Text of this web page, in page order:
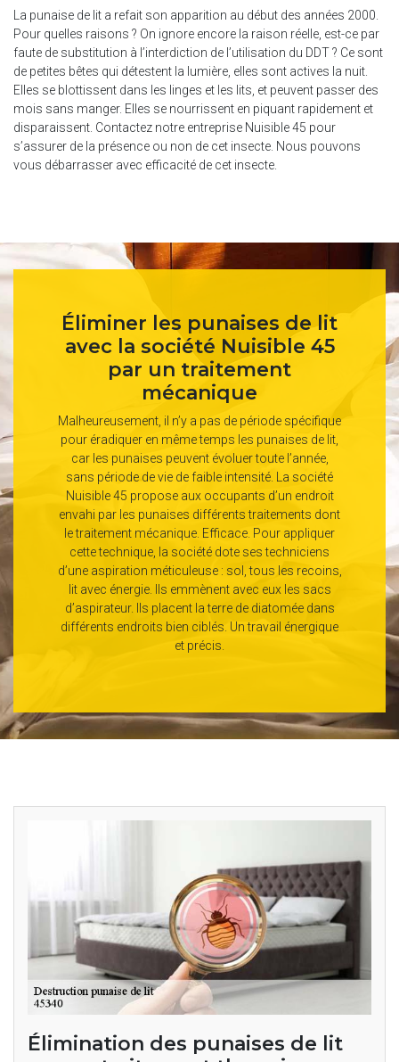
La punaise de lit a refait son apparition au début des années 2000.
Pour quelles raisons ? On ignore encore la raison réelle, est-ce par
faute de substitution à l’interdiction de l’utilisation du DDT ? Ce sont
de petites bêtes qui détestent la lumière, elles sont actives la nuit.
Elles se blottissent dans les linges et les lits, et peuvent passer des
mois sans manger. Elles se nourrissent en piquant rapidement et
disparaissent. Contactez notre entreprise Nuisible 45 pour
s’assurer de la présence ou non de cet insecte. Nous pouvons
vous débarrasser avec efficacité de cet insecte.
Éliminer les punaises de lit
avec la société Nuisible 45
par un traitement
mécanique
Malheureusement, il n’y a pas de période spécifique
pour éradiquer en même temps les punaises de lit,
car les punaises peuvent évoluer toute l’année,
sans période de vie de faible intensité. La société
Nuisible 45 propose aux occupants d’un endroit
envahi par les punaises différents traitements dont
le traitement mécanique. Efficace. Pour appliquer
cette technique, la société dote ses techniciens
d’une aspiration méticuleuse : sol, tous les recoins,
lit avec énergie. Ils emmènent avec eux les sacs
d’aspirateur. Ils placent la terre de diatomée dans
différents endroits bien ciblés. Un travail énergique
et précis.
Élimination des punaises de lit